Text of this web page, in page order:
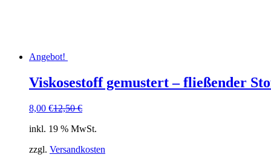
Angebot!
Viskosestoff gemustert – fließender
12,50€
Ursprünglicher
war:
8,00 €
Aktueller
ist:
inkl. 19 % MwSt.
zzgl. Versandkosten